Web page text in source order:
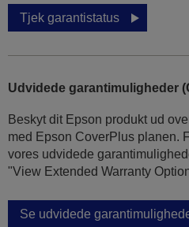
Tjek garantistatus
Udvidede garantimuligheder
Beskyt dit Epson produkt ud
med Epson CoverPlus planen.
vores udvidede
"View Extended Warranty
Se udvidede